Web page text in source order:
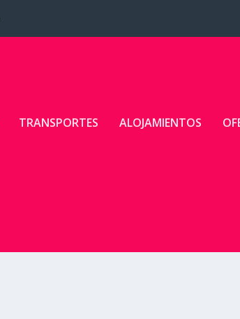
TRANSPORTES ALOJAMIENTOS